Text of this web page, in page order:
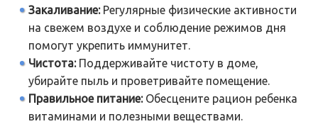
Закаливание:Регулярные физические активности
на свежем воздухе и соблюдение режимов дня
помогут укрепить иммунитет.
Чистота:Поддерживайте чистоту в доме,
убирайте пыль и проветривайте помещение.
Правильное питание:Обесцените рацион ребенка
витаминами и полезными веществами.